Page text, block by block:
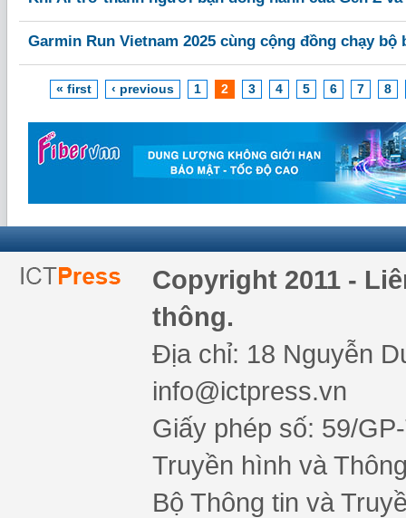
Garmin Run Vietnam 2025 cùng cộng đồng chạy bộ
« first ‹ previous 1 2 3 4 5 6 7 8
Copyright 2011 -
thông.
Địa chỉ: 18 Nguyễn
info@ictpress.vn
Giấy phép số: 59/
Truyền hình và
Bộ Thông tin và